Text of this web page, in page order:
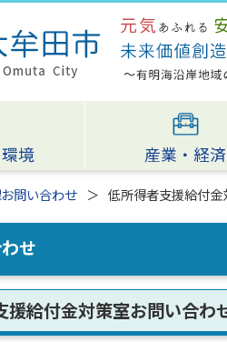
境 産業・経済
問い合わせ 低所得者支援給付
せ
援給付金対策室お問い合わ